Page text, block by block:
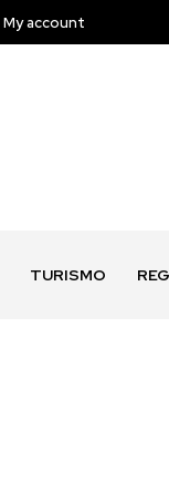
My account
TURISMO